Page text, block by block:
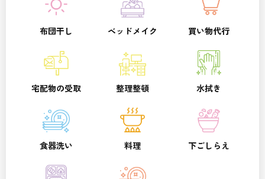
布団干し ベッドメイク 買い物代行
宅配物の受取 整理整頓 水拭き
食器洗い 料理 下ごしらえ